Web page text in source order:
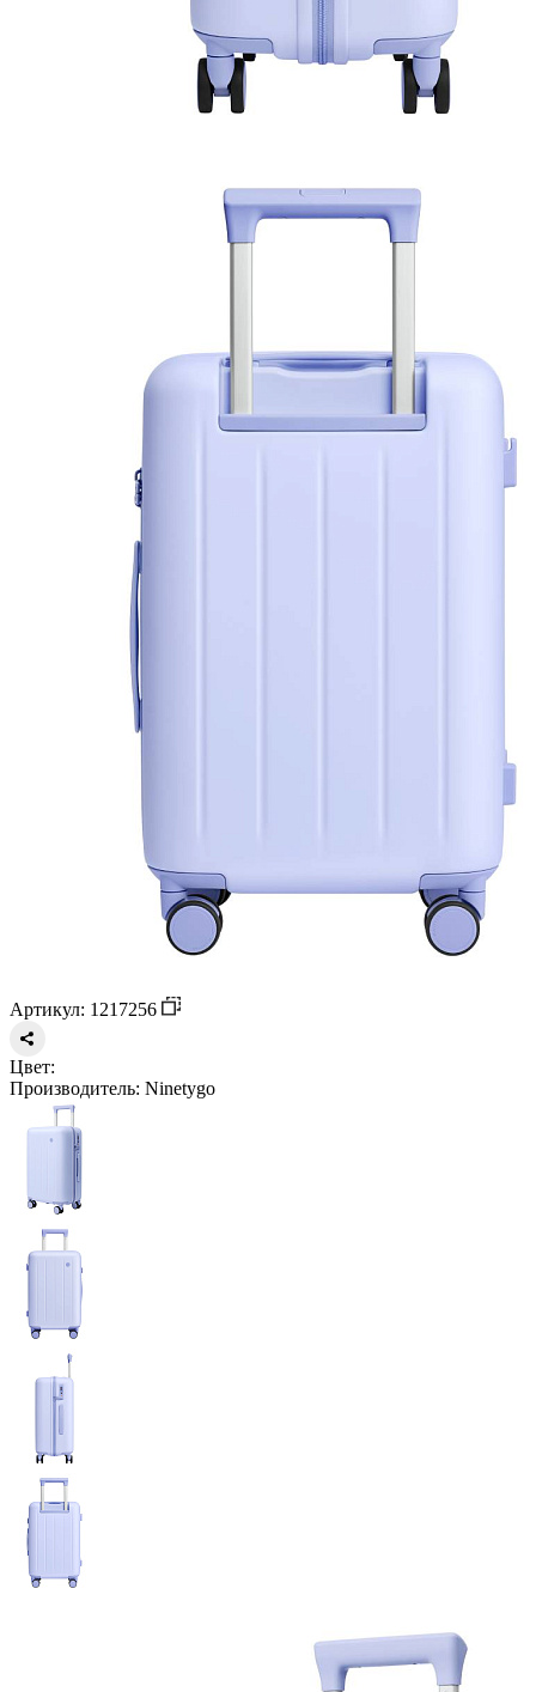
Артикул: 1217256
Цвет:
Производитель: Ninetygo